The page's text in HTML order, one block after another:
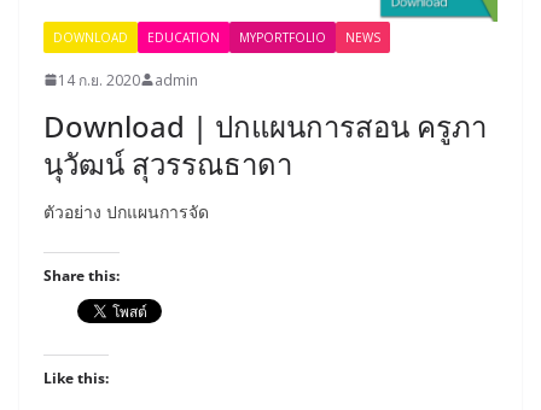
DOWNLOAD EDUCATION MYPORTFOLIO NEWS
14 ก.ย. 2020 admin
Download | ปกแผนการสอน ครูภา
นุวัฒน์ สุวรรณธาดา
ตัวอย่าง ปกแผนการจัด
Share this:
Like this: